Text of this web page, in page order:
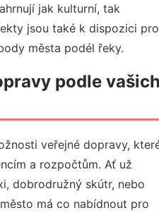
jak kulturní, tak
jsou také k dispozici pro
města podél řeky.
podle
veřejné dopravy,
a rozpočtům. Ať už
dobrodružný skútr, nebo
má co nabídnout pro